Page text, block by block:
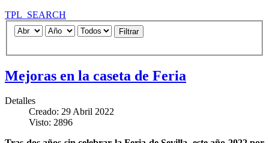
TPL_SEARCH
Filtrar
Mejoras en la caseta de Feria
Detalles
Creado: 29 Abril 2022
Visto: 2896